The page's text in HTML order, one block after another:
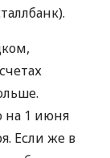
на 1 июня
Если же в